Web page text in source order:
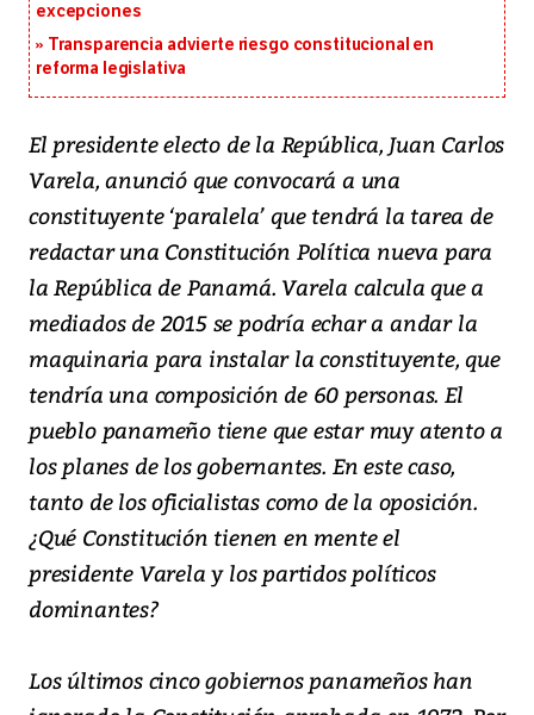
excepciones
Transparencia advierte riesgo constitucional en
reforma legislativa
El presidente electo de la República, Juan Carlos
Varela, anunció que convocará a una
constituyente ‘paralela’ que tendrá la tarea de
redactar una Constitución Política nueva para
la República de Panamá. Varela calcula que a
mediados de 2015 se podría echar a andar la
maquinaria para instalar la constituyente, que
tendría una composición de 60 personas. El
pueblo panameño tiene que estar muy atento a
los planes de los gobernantes. En este caso,
tanto de los oficialistas como de la oposición.
¿Qué Constitución tienen en mente el
presidente Varela y los partidos políticos
dominantes?
Los últimos cinco gobiernos panameños han